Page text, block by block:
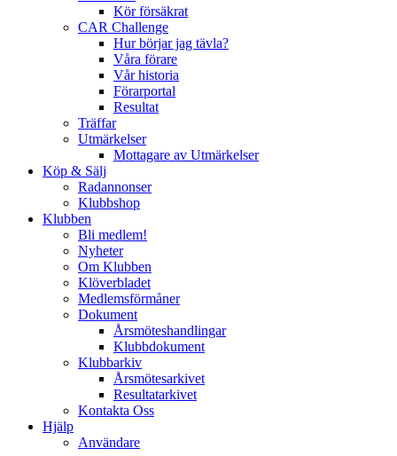
Kör försäkrat
CAR Challenge
Hur börjar jag tävla?
Våra förare
Vår historia
Förarportal
Resultat
Träffar
Utmärkelser
Mottagare av Utmärkelser
Köp & Sälj
Radannonser
Klubbshop
Klubben
Bli medlem!
Nyheter
Om Klubben
Klöverbladet
Medlemsförmåner
Dokument
Årsmöteshandlingar
Klubbdokument
Klubbarkiv
Årsmötesarkivet
Resultatarkivet
Kontakta Oss
Hjälp
Användare